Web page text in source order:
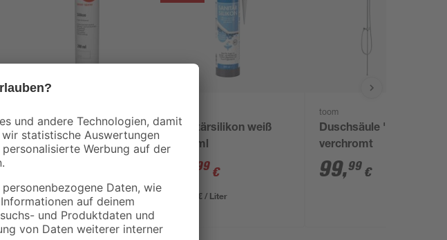
Silikon weiß 280 ml
12,46 € / Liter
Sanitärsilikon weiß
300 ml
99 €
39,97 € / Liter
toom
Duschsäule 'Panama'
verchromt
99,99 €